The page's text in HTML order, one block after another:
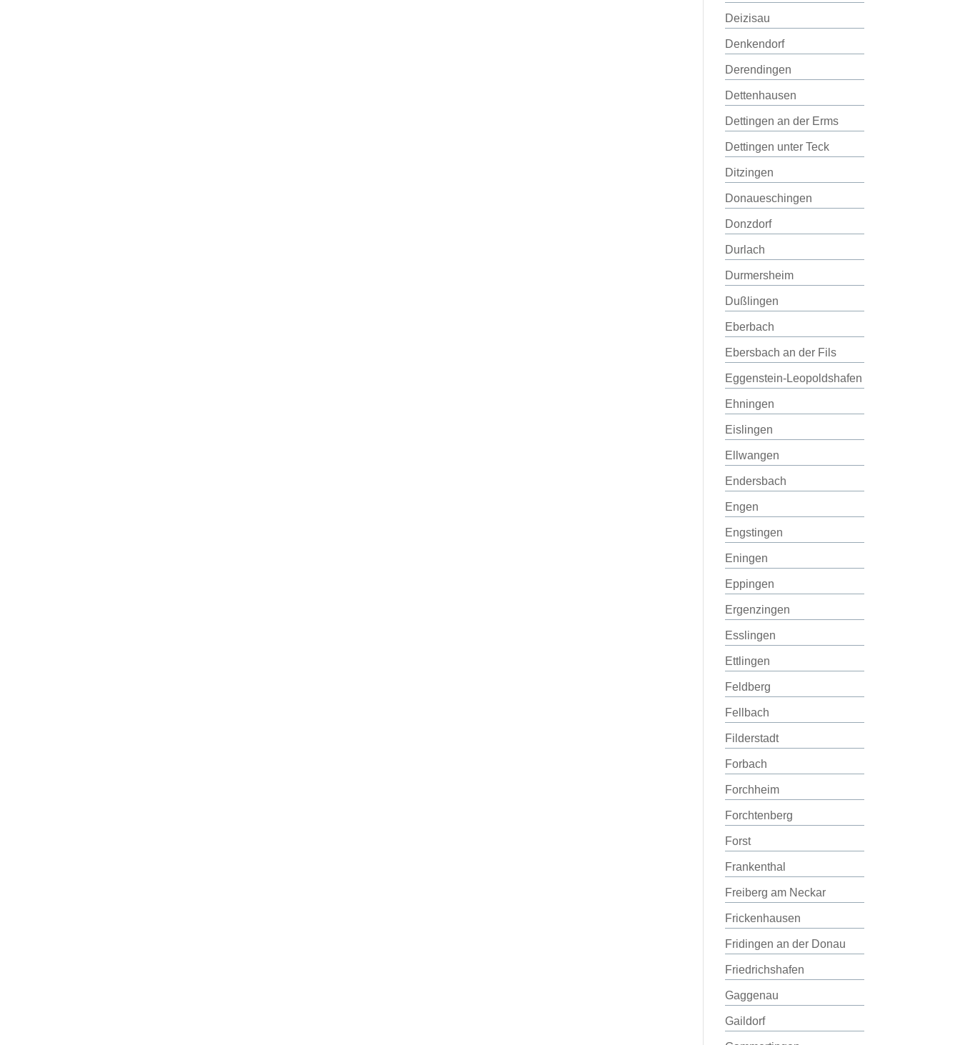
Deizisau
Denkendorf
Derendingen
Dettenhausen
Dettingen an der Erms
Dettingen unter Teck
Ditzingen
Donaueschingen
Donzdorf
Durlach
Durmersheim
Dußlingen
Eberbach
Ebersbach an der Fils
Eggenstein-Leopoldshafen
Ehningen
Eislingen
Ellwangen
Endersbach
Engen
Engstingen
Eningen
Eppingen
Ergenzingen
Esslingen
Ettlingen
Feldberg
Fellbach
Filderstadt
Forbach
Forchheim
Forchtenberg
Forst
Frankenthal
Freiberg am Neckar
Frickenhausen
Fridingen an der Donau
Friedrichshafen
Gaggenau
Gaildorf